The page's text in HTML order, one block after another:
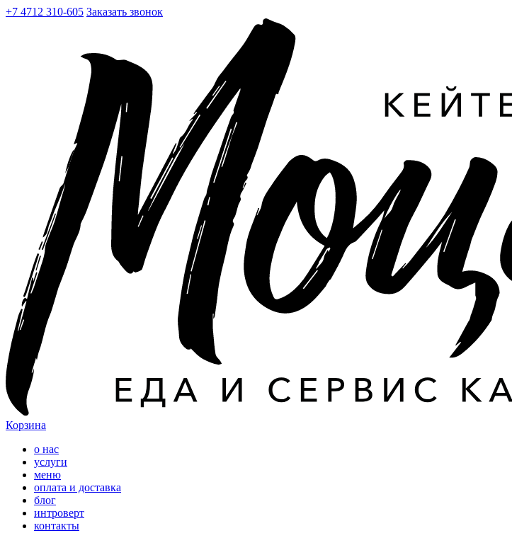
+7 4712 310-605 Заказать звонок
Корзина
о нас
услуги
меню
оплата и доставка
блог
интроверт
контакты